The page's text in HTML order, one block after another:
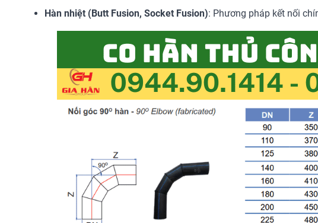
Hàn nhiệt (Butt Fusion, Socket Fusion): Phương pháp kết nối